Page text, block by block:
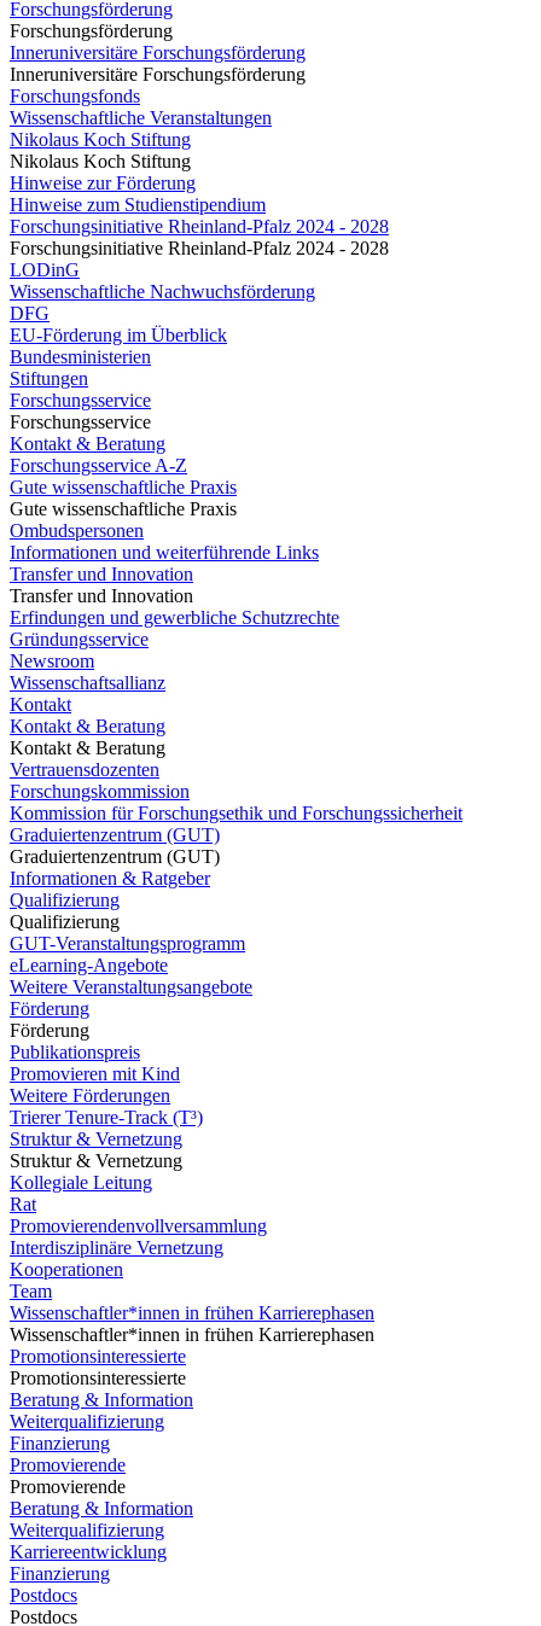
Forschungsförderung
Forschungsförderung
Inneruniversitäre Forschungsförderung
Inneruniversitäre Forschungsförderung
Forschungsfonds
Wissenschaftliche Veranstaltungen
Nikolaus Koch Stiftung
Nikolaus Koch Stiftung
Hinweise zur Förderung
Hinweise zum Studienstipendium
Forschungsinitiative Rheinland-Pfalz 2024 - 2028
Forschungsinitiative Rheinland-Pfalz 2024 - 2028
LODinG
Wissenschaftliche Nachwuchsförderung
DFG
EU-Förderung im Überblick
Bundesministerien
Stiftungen
Forschungsservice
Forschungsservice
Kontakt & Beratung
Forschungsservice A-Z
Gute wissenschaftliche Praxis
Gute wissenschaftliche Praxis
Ombudspersonen
Informationen und weiterführende Links
Transfer und Innovation
Transfer und Innovation
Erfindungen und gewerbliche Schutzrechte
Gründungsservice
Newsroom
Wissenschaftsallianz
Kontakt
Kontakt & Beratung
Kontakt & Beratung
Vertrauensdozenten
Forschungskommission
Kommission für Forschungsethik und Forschungssicherheit
Graduiertenzentrum (GUT)
Graduiertenzentrum (GUT)
Informationen & Ratgeber
Qualifizierung
Qualifizierung
GUT-Veranstaltungsprogramm
eLearning-Angebote
Weitere Veranstaltungsangebote
Förderung
Förderung
Publikationspreis
Promovieren mit Kind
Weitere Förderungen
Trierer Tenure-Track (T³)
Struktur & Vernetzung
Struktur & Vernetzung
Kollegiale Leitung
Rat
Promovierendenvollversammlung
Interdisziplinäre Vernetzung
Kooperationen
Team
Wissenschaftler*innen in frühen Karrierephasen
Wissenschaftler*innen in frühen Karrierephasen
Promotionsinteressierte
Promotionsinteressierte
Beratung & Information
Weiterqualifizierung
Finanzierung
Promovierende
Promovierende
Beratung & Information
Weiterqualifizierung
Karriereentwicklung
Finanzierung
Postdocs
Postdocs